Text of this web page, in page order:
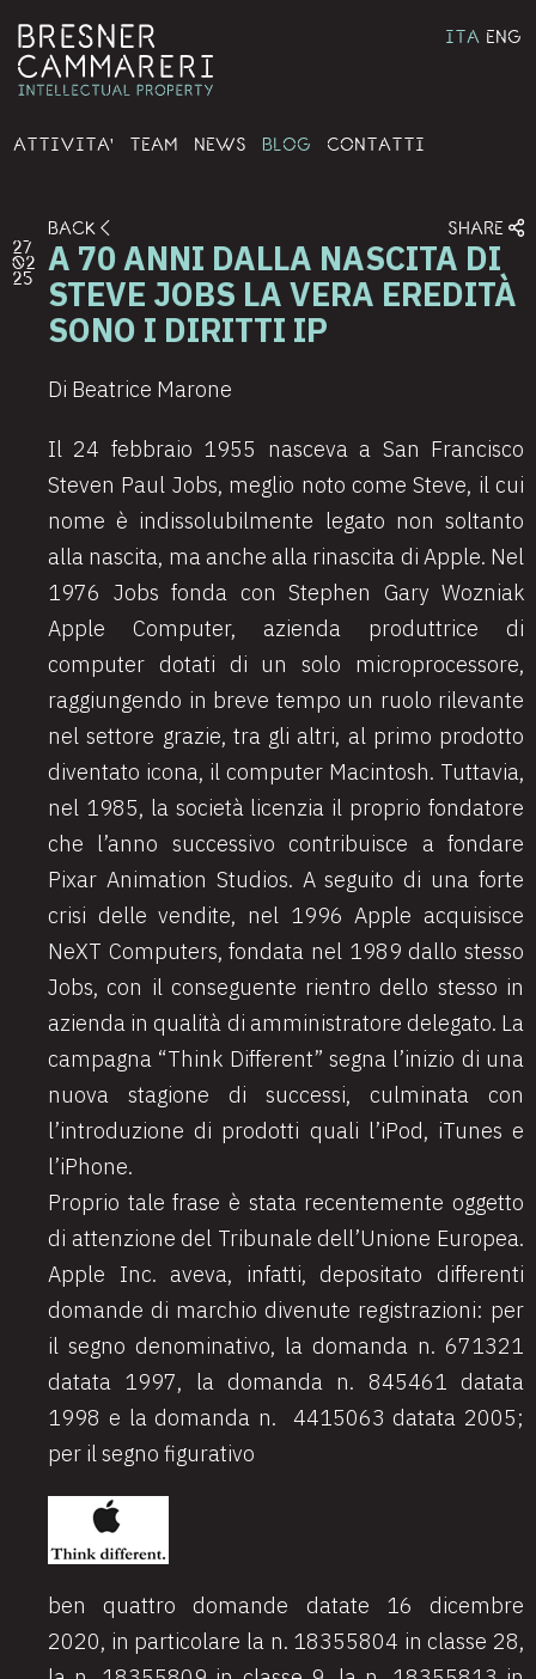
ITA ENG
ATTIVITA' TEAM NEWS BLOG CONTATTI
27
02
25
BACK SHARE
A 70 ANNI DALLA NASCITA DI
STEVE JOBS LA VERA EREDITÀ
SONO I DIRITTI IP
Di Beatrice Marone
Il 24 febbraio 1955 nasceva a San Francisco
Steven Paul Jobs, meglio noto come Steve, il cui
nome è indissolubilmente legato non soltanto
alla nascita, ma anche alla rinascita di Apple. Nel
1976 Jobs fonda con Stephen Gary Wozniak
Apple Computer, azienda produttrice di
computer dotati di un solo microprocessore,
raggiungendo in breve tempo un ruolo rilevante
nel settore grazie, tra gli altri, al primo prodotto
diventato icona, il computer Macintosh. Tuttavia,
nel 1985, la società licenzia il proprio fondatore
che l’anno successivo contribuisce a fondare
Pixar Animation Studios. A seguito di una forte
crisi delle vendite, nel 1996 Apple acquisisce
NeXT Computers, fondata nel 1989 dallo stesso
Jobs, con il conseguente rientro dello stesso in
azienda in qualità di amministratore delegato. La
campagna “Think Different” segna l’inizio di una
nuova stagione di successi, culminata con
l’introduzione di prodotti quali l’iPod, iTunes e
l’iPhone.
Proprio tale frase è stata recentemente oggetto
di attenzione del Tribunale dell’Unione Europea.
Apple Inc. aveva, infatti, depositato differenti
domande di marchio divenute registrazioni: per
il segno denominativo, la domanda n. 671321
datata 1997, la domanda n. 845461 datata
1998 e la domanda n. 4415063 datata 2005;
per il segno figurativo
ben quattro domande datate 16 dicembre
2020, in particolare la n. 18355804 in classe 28,